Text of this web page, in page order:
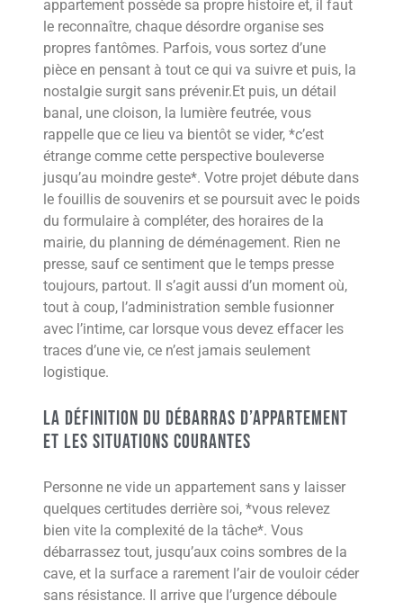
appartement possède sa propre histoire et, il faut
le reconnaître, chaque désordre organise ses
propres fantômes. Parfois, vous sortez d’une
pièce en pensant à tout ce qui va suivre et puis, la
nostalgie surgit sans prévenir.Et puis, un détail
banal, une cloison, la lumière feutrée, vous
rappelle que ce lieu va bientôt se vider, *c’est
étrange comme cette perspective bouleverse
jusqu’au moindre geste*. Votre projet débute dans
le fouillis de souvenirs et se poursuit avec le poids
du formulaire à compléter, des horaires de la
mairie, du planning de déménagement. Rien ne
presse, sauf ce sentiment que le temps presse
toujours, partout. Il s’agit aussi d’un moment où,
tout à coup, l’administration semble fusionner
avec l’intime, car lorsque vous devez effacer les
traces d’une vie, ce n’est jamais seulement
logistique.
La définition du débarras d’appartement
et les situations courantes
Personne ne vide un appartement sans y laisser
quelques certitudes derrière soi, *vous relevez
bien vite la complexité de la tâche*. Vous
débarrassez tout, jusqu’aux coins sombres de la
cave, et la surface a rarement l’air de vouloir céder
sans résistance. Il arrive que l’urgence déboule